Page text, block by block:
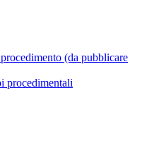
(da pubblicare
procedimentali